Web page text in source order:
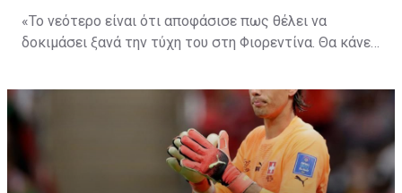
«Το νεότερο είναι ότι αποφάσισε πως θέλει να
δοκιμάσει ξανά την τύχη του στη Φιορεντίνα. Θα κάνει
ομάδα μας είναι ότι δεν θα προχωρήσουμε στην
απόκτηση κάποιου επιθετικού άμεσα. Τη χρονική
στιγμή θεωρούμε ότι είμαστε γεμάτοι στην επίθεση.
Από εκεί και πέρα, θα δούμε τι θα γίνει για την